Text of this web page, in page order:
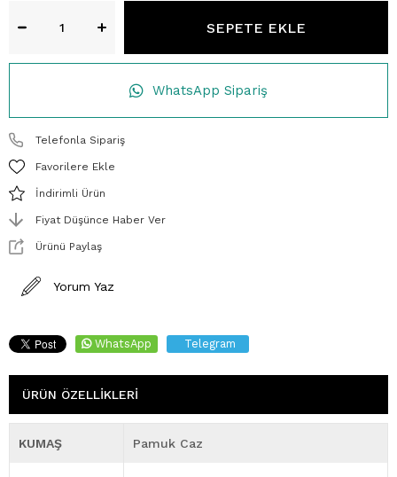
WhatsApp Sipariş
Telefonla Sipariş
Favorilere Ekle
İndirimli Ürün
Fiyat Düşünce Haber Ver
Ürünü Paylaş
Yorum Yaz
WhatsApp Telegram
ÜRÜN ÖZELLIKLERI
KUMAŞ Pamuk Caz